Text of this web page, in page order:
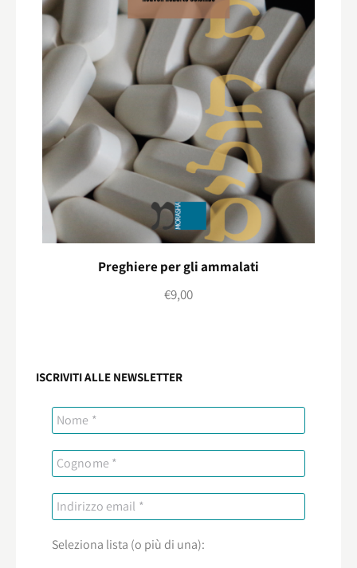
Preghiere per gli ammalati
€9,00
ISCRIVITI ALLE NEWSLETTER
Seleziona lista (o più di una):